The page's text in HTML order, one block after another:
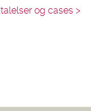
og cases >